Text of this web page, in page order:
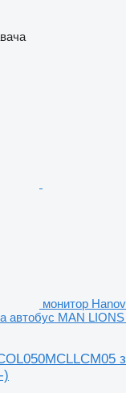
монитор
автобус MAN
)